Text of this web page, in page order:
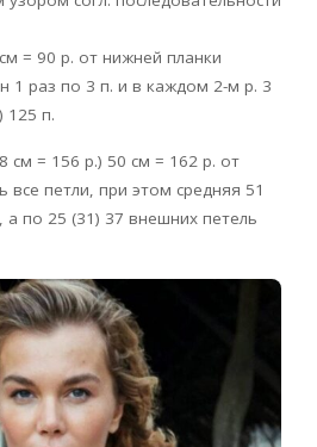
= 90 р. от нижней планки
1 раз по 3 п. и в каждом 2-м р. 3
125 п.
см = 156 р.) 50 см = 162 р. от
все петли, при этом средняя 51
а по 25 (31) 37 внешних петель